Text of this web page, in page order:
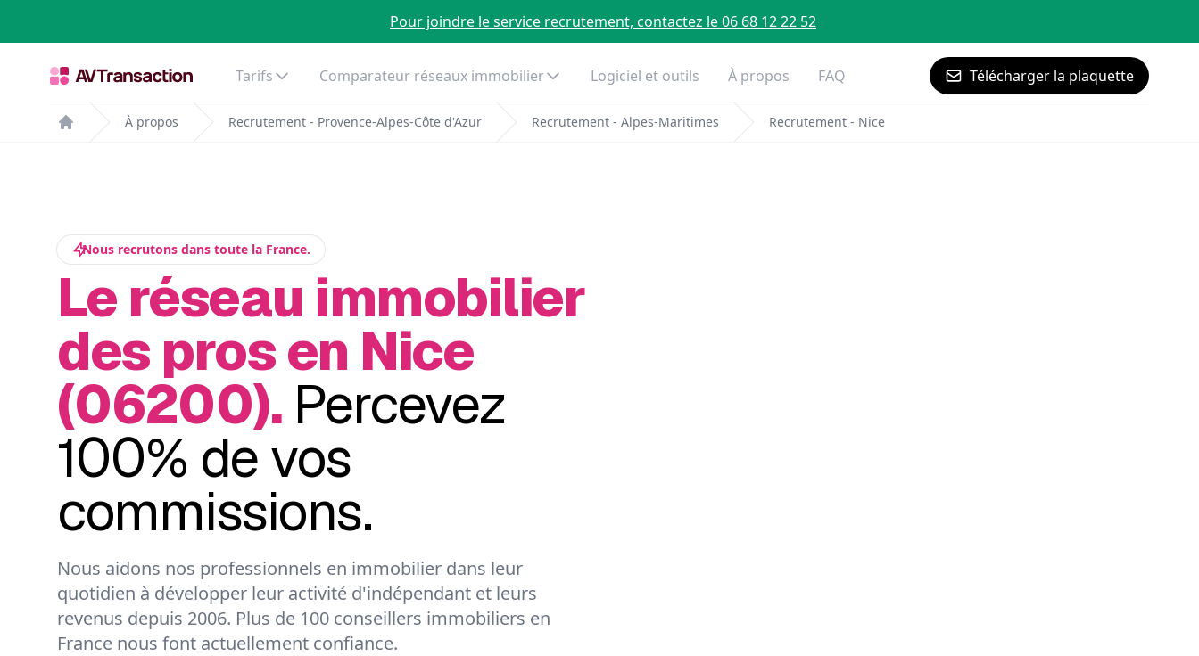
Pour joindre le service recrutement, contactez le 06 68 12 22 52
Tarifs Comparateur réseaux immobilier Logiciel et outils À propos FAQ Télécharger la plaquette
Home
À propos Recrutement - Provence-Alpes-Côte d'Azur Recrutement - Alpes-Maritimes Recrutement - Nice
Nous recrutons dans toute la France.
Le réseau immobilier
des pros en Nice
(06200). Percevez
100% de vos
commissions.
Nous aidons nos professionnels en immobilier dans leur
quotidien à développer leur activité d'indépendant et leurs
revenus depuis 2006. Plus de 100 conseillers immobiliers en
France nous font actuellement confiance.